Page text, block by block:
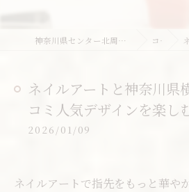
神奈川県センター北周辺のネイルならネイルサロンcalm tree コラム ネ
ネイルアートと神奈川県
コミ人気デザインを楽し
2026/01/09
ネイルアートで指先をもっと華や